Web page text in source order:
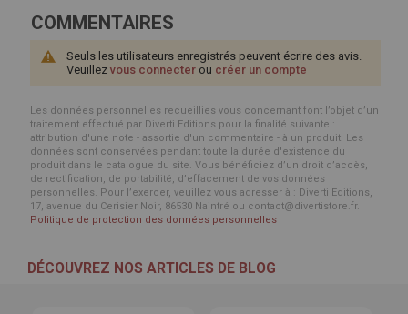
COMMENTAIRES
Seuls les utilisateurs enregistrés peuvent écrire des avis.
Veuillez vous connecter ou créer un compte
Les données personnelles recueillies vous concernant font l’objet d’un
traitement effectué par Diverti Editions pour la finalité suivante :
attribution d'une note - assortie d'un commentaire - à un produit. Les
données sont conservées pendant toute la durée d'existence du
produit dans le catalogue du site. Vous bénéficiez d’un droit d’accès,
de rectification, de portabilité, d’effacement de vos données
personnelles. Pour l’exercer, veuillez vous adresser à : Diverti Editions,
17, avenue du Cerisier Noir, 86530 Naintré ou contact@divertistore.fr.
Politique de protection des données personnelles
DÉCOUVREZ NOS ARTICLES DE BLOG